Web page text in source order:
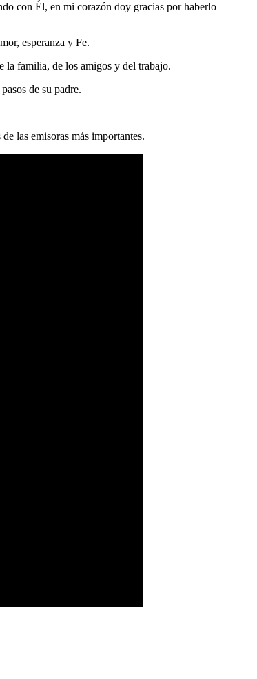
con Él, en mi corazón doy gracias por haberlo
esperanza y Fe.
la familia, de los amigos y del trabajo.
de su padre.
las emisoras más importantes.